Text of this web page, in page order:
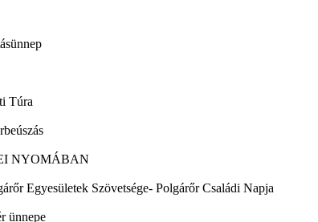
Túra
NYOMÁBAN
Egyesületek Szövetsége- Polgárőr Családi Napja
ünnepe